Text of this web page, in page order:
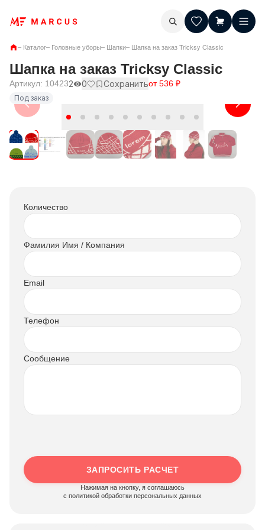
– Каталог– Головные уборы– Шапки– Шапка на заказ Tricksy Classic
Шапка на заказ Tricksy Classic
Артикул: 104232 0 Сохранитьот536 ₽
Под заказ
Количество
Фамилия Имя / Компания
Email
Телефон
Сообщение
ЗАПРОСИТЬ РАСЧЕТ
Нажимая на кнопку, я соглашаюсь
c политикой обработки персональных данных